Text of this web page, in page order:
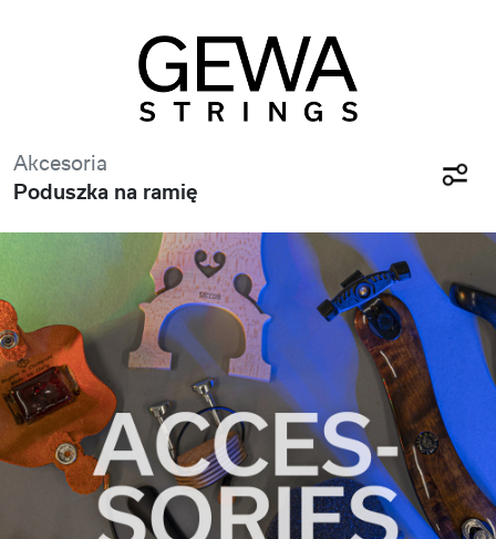
Akcesoria
Poduszka na ramię